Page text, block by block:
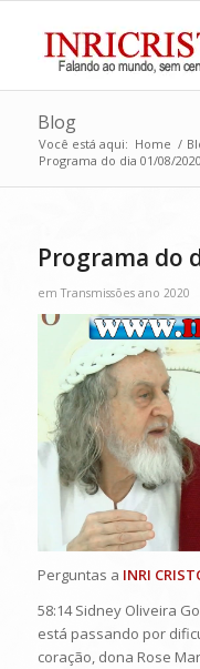
Blog
Você está aqui: Home /
Programa do dia 01/08/
Programa do
emTransmissões ano 2020
Perguntas a INRI
58:14 Sidney Oliveira
está passando por
coração, dona Rose